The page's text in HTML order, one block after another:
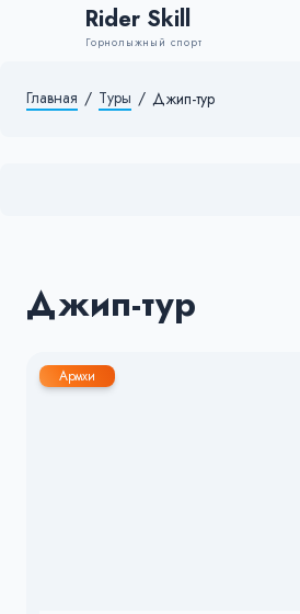
Rider Skill
Горнолыжный спорт
Главная / Туры / Джип-тур
Джип-тур
Армхи